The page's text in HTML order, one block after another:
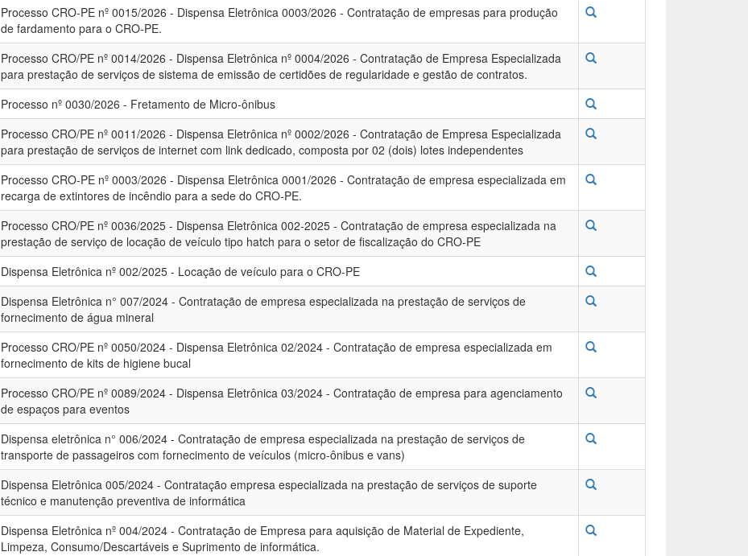
Processo CRO-PE nº 0015/2026 - Dispensa Eletrônica 0003/2026 - Contratação de empresas para produção
de fardamento para o CRO-PE.
Processo CRO/PE nº 0014/2026 - Dispensa Eletrônica nº 0004/2026 - Contratação de Empresa Especializada
para prestação de serviços de sistema de emissão de certidões de regularidade e gestão de contratos.
Processo nº 0030/2026 - Fretamento de Micro-ônibus
Processo CRO/PE nº 0011/2026 - Dispensa Eletrônica nº 0002/2026 - Contratação de Empresa Especializada
para prestação de serviços de internet com link dedicado, composta por 02 (dois) lotes independentes
Processo CRO-PE nº 0003/2026 - Dispensa Eletrônica 0001/2026 - Contratação de empresa especializada em
recarga de extintores de incêndio para a sede do CRO-PE.
Processo CRO/PE nº 0036/2025 - Dispensa Eletrônica 002-2025 - Contratação de empresa especializada na
prestação de serviço de locação de veículo tipo hatch para o setor de fiscalização do CRO-PE
Dispensa Eletrônica nº 002/2025 - Locação de veículo para o CRO-PE
Dispensa Eletrônica n° 007/2024 - Contratação de empresa especializada na prestação de serviços de
fornecimento de água mineral
Processo CRO/PE nº 0050/2024 - Dispensa Eletrônica 02/2024 - Contratação de empresa especializada em
fornecimento de kits de higiene bucal
Processo CRO/PE nº 0089/2024 - Dispensa Eletrônica 03/2024 - Contratação de empresa para agenciamento
de espaços para eventos
Dispensa eletrônica n° 006/2024 - Contratação de empresa especializada na prestação de serviços de
transporte de passageiros com fornecimento de veículos (micro-ônibus e vans)
Dispensa Eletrônica 005/2024 - Contratação empresa especializada na prestação de serviços de suporte
técnico e manutenção preventiva de informática
Dispensa Eletrônica nº 004/2024 - Contratação de Empresa para aquisição de Material de Expediente,
Limpeza, Consumo/Descartáveis e Suprimento de informática.